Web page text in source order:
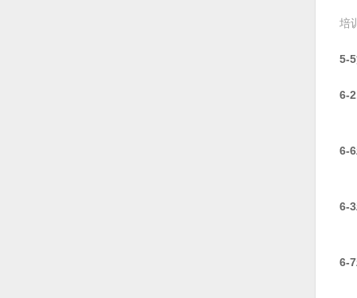
培
5-
6-
6-
6-
6-